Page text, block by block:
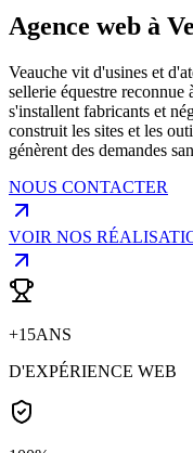
Agence web à
Veauche vit d'usines et
sellerie équestre
s'installent fabricants et
construit les sites et les
génèrent des demandes
NOUS CONTACTER
VOIR NOS
+15ANS
D'EXPÉRIENCE WEB